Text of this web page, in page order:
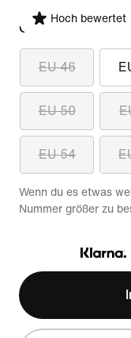
Hoch bewertet
Größe auswählen
EU 46
EU 50
EU 54
Wenn du es etwas
Nummer größer zu